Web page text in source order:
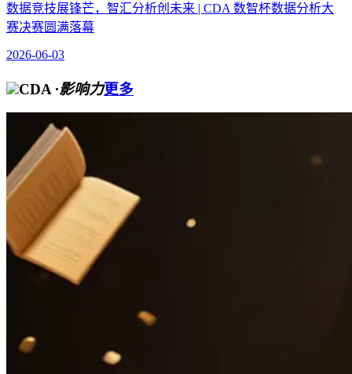
数据竞技展锋芒，智汇分析创未来 | CDA 数智杯数据分析大
赛决赛圆满落幕
2026-06-03
CDA ·影响力更多